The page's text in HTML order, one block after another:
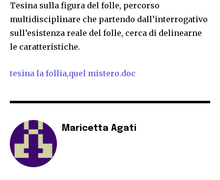
Tesina sulla figura del folle, percorso
multidisciplinare che partendo dall’interrogativo
sull’esistenza reale del folle, cerca di delinearne
le caratteristiche.
tesina la follia,quel mistero.doc
Maricetta Agati